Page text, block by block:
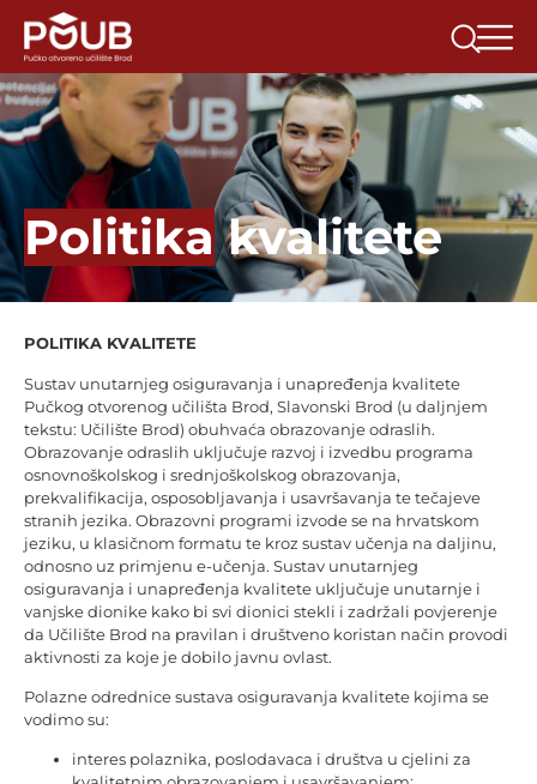
Politikakvalitete
POLITIKA KVALITETE
Sustav unutarnjeg osiguravanja i unapređenja kvalitete
Pučkog otvorenog učilišta Brod, Slavonski Brod (u daljnjem
tekstu: Učilište Brod) obuhvaća obrazovanje odraslih.
Obrazovanje odraslih uključuje razvoj i izvedbu programa
osnovnoškolskog i srednjoškolskog obrazovanja,
prekvalifikacija, osposobljavanja i usavršavanja te tečajeve
stranih jezika. Obrazovni programi izvode se na hrvatskom
jeziku, u klasičnom formatu te kroz sustav učenja na daljinu,
odnosno uz primjenu e-učenja. Sustav unutarnjeg
osiguravanja i unapređenja kvalitete uključuje unutarnje i
vanjske dionike kako bi svi dionici stekli i zadržali povjerenje
da Učilište Brod na pravilan i društveno koristan način provodi
aktivnosti za koje je dobilo javnu ovlast.
Polazne odrednice sustava osiguravanja kvalitete kojima se
vodimo su:
interes polaznika, poslodavaca i društva u cjelini za